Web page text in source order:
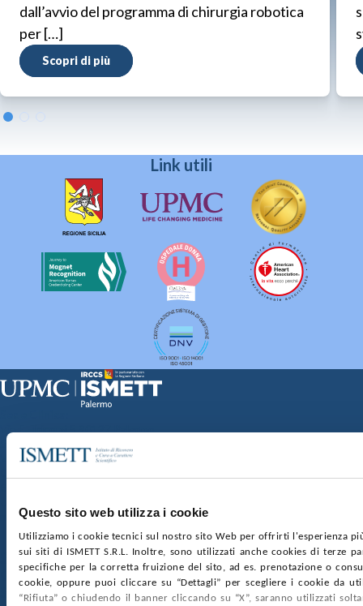
Questo sito web utilizza i cookie
Utilizziamo i cookie tecnici sul nostro sito Web per offrirti l'esperienza
sui siti di ISMETT S.R.L. Inoltre, sono utilizzati anche cookies di terze
specifiche per la corretta fruizione del sito, ad es. prenotazione o
cookie, oppure puoi cliccare su “Dettagli” per scegliere i cookie da
“Rifiuta” o chiudendo il banner cliccando su “X”, saranno utilizzati
dall’avvio del programma di chirurgia robotica
per […]
Scopri di più
Link utili
Via Discesa dei Giudici 4 90133 Palermo
nr. REA PA-201818 P.I. 04544550827
SOCIETÀ TRASPARENTE WHISTLEBLOWING
GARE E CONTRATTIPRIVACYCOOKIE POLICY
SOSTIENICIMAPPA DEL SITOACCESSIBILITÀ